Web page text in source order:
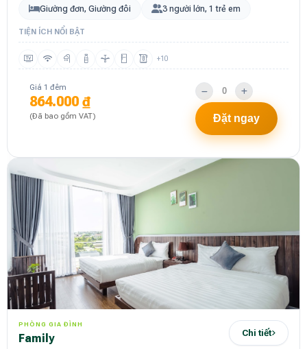
Giường đơn, Giường đôi 3 người lớn, 1 trẻ em
TIỆN ÍCH NỔI BẬT
+10
Giá 1 đêm
864.000 ₫
(Đã bao gồm VAT) Đặt ngay
PHÒNG GIA ĐÌNH
Family Chi tiết